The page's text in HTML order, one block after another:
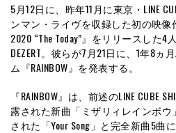
5月12日に、昨年11月に東京・LINE
ンマン・ライヴを収録した初の映像作
2020 “The Today”』をリリースした4
DEZERT。彼らが7月21日に、1年8
ム『RAINBOW』を発表する。
『RAINBOW』は、前述のLINE CUBE
露された新曲「ミザリィレインボウ
された「Your Song」と完全新曲5曲